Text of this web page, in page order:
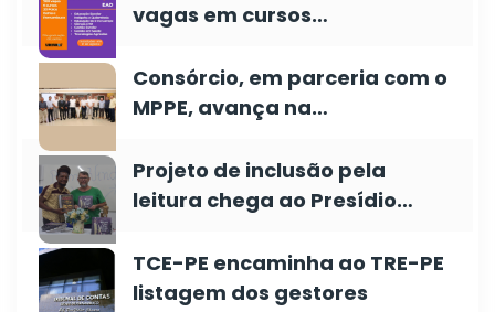
vagas em cursos…
Consórcio, em parceria com o
MPPE, avança na…
Projeto de inclusão pela
leitura chega ao Presídio…
TCE-PE encaminha ao TRE-PE
listagem dos gestores